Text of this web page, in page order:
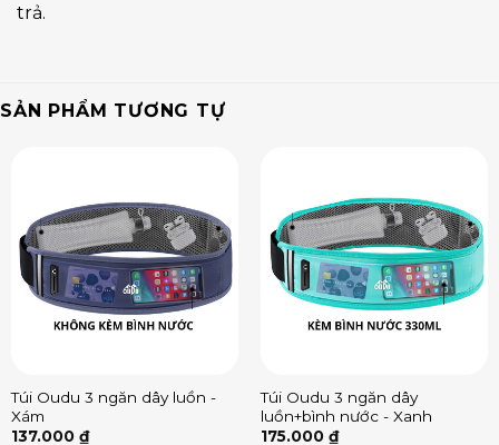
trả.
SẢN PHẨM TƯƠNG TỰ
Túi Oudu 3 ngăn dây luồn -
Xám
137.000 ₫
Túi Oudu 3 ngăn dây
luồn+bình nước - Xanh
175.000 ₫